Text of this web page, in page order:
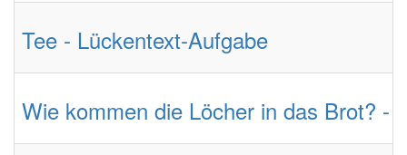
Tee - Lückentext-Aufgabe
Wie kommen die Löcher in das Brot? -